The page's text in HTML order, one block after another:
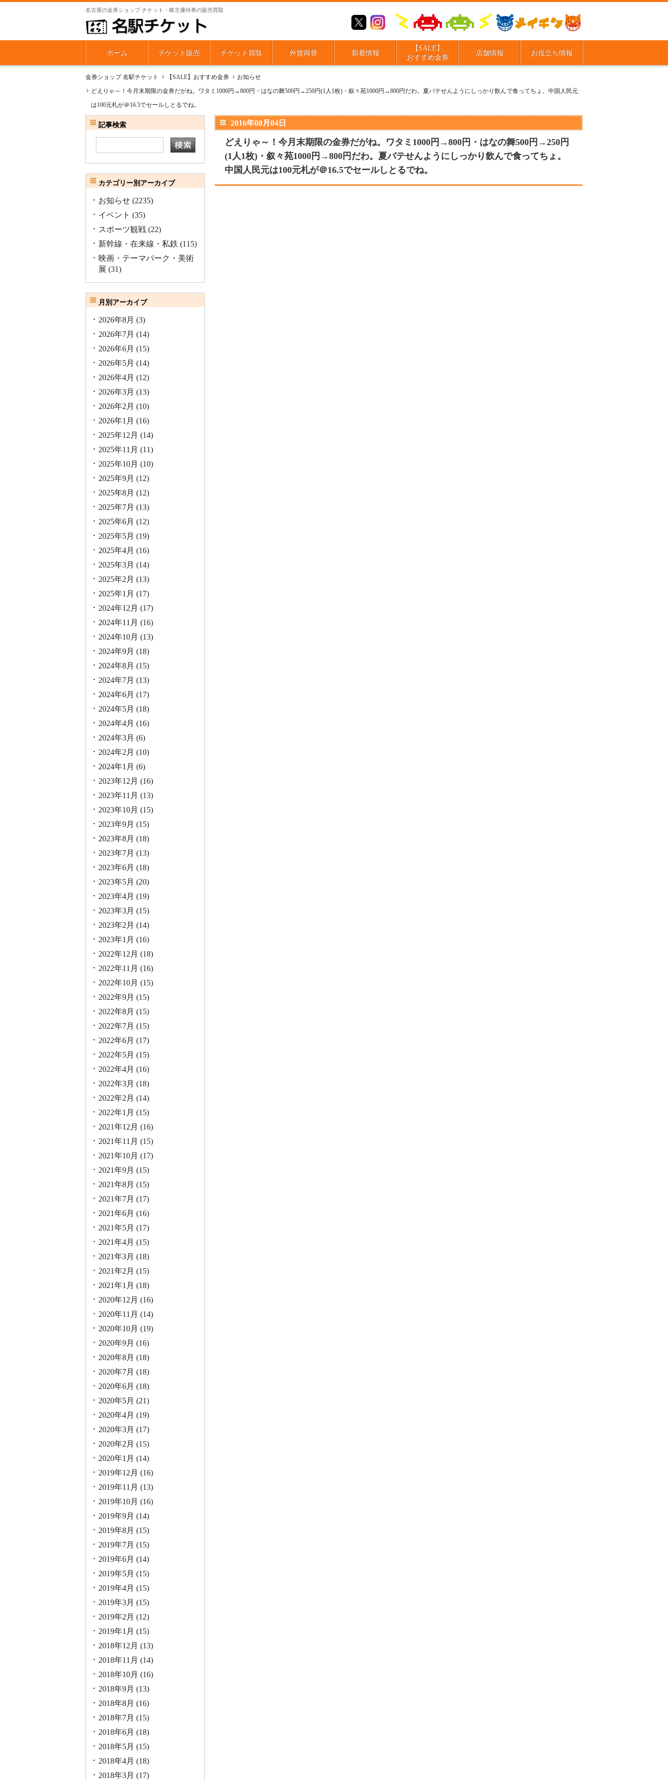
名古屋の金券ショップ チケット・株主優待券の販売買取
ホーム チケット販売 チケット買取 外貨両替 新着情報
【SALE】
おすすめ金券
店舗情報 お役立ち情報
金券ショップ 名駅チケット 【SALE】おすすめ金券
お知らせ
どえりゃ～！今月末期限の金券だがね。ワタミ1000円→800円・はなの舞500円→250円(1人1枚)・叙々苑1000円→800円だわ。夏バテせんようにしっかり飲んで食ってちょ。中国人民元
は100元札が＠16.5でセールしとるでね。
2016年08月04日
どえりゃ～！今月末期限の金券だがね。ワタミ1000円→800円・はなの舞500円→250円
(1人1枚)・叙々苑1000円→800円だわ。夏バテせんようにしっかり飲んで食ってちょ。
中国人民元は100元札が＠16.5でセールしとるでね。
記事検索
カテゴリー別アーカイブ
お知らせ (2235)
イベント (35)
スポーツ観戦 (22)
新幹線・在来線・私鉄 (115)
映画・テーマパーク・美術
展 (31)
月別アーカイブ
2026年8月 (3)
2026年7月 (14)
2026年6月 (15)
2026年5月 (14)
2026年4月 (12)
2026年3月 (13)
2026年2月 (10)
2026年1月 (16)
2025年12月 (14)
2025年11月 (11)
2025年10月 (10)
2025年9月 (12)
2025年8月 (12)
2025年7月 (13)
2025年6月 (12)
2025年5月 (19)
2025年4月 (16)
2025年3月 (14)
2025年2月 (13)
2025年1月 (17)
2024年12月 (17)
2024年11月 (16)
2024年10月 (13)
2024年9月 (18)
2024年8月 (15)
2024年7月 (13)
2024年6月 (17)
2024年5月 (18)
2024年4月 (16)
2024年3月 (6)
2024年2月 (10)
2024年1月 (6)
2023年12月 (16)
2023年11月 (13)
2023年10月 (15)
2023年9月 (15)
2023年8月 (18)
2023年7月 (13)
2023年6月 (18)
2023年5月 (20)
2023年4月 (19)
2023年3月 (15)
2023年2月 (14)
2023年1月 (16)
2022年12月 (18)
2022年11月 (16)
2022年10月 (15)
2022年9月 (15)
2022年8月 (15)
2022年7月 (15)
2022年6月 (17)
2022年5月 (15)
2022年4月 (16)
2022年3月 (18)
2022年2月 (14)
2022年1月 (15)
2021年12月 (16)
2021年11月 (15)
2021年10月 (17)
2021年9月 (15)
2021年8月 (15)
2021年7月 (17)
2021年6月 (16)
2021年5月 (17)
2021年4月 (15)
2021年3月 (18)
2021年2月 (15)
2021年1月 (18)
2020年12月 (16)
2020年11月 (14)
2020年10月 (19)
2020年9月 (16)
2020年8月 (18)
2020年7月 (18)
2020年6月 (18)
2020年5月 (21)
2020年4月 (19)
2020年3月 (17)
2020年2月 (15)
2020年1月 (14)
2019年12月 (16)
2019年11月 (13)
2019年10月 (16)
2019年9月 (14)
2019年8月 (15)
2019年7月 (15)
2019年6月 (14)
2019年5月 (15)
2019年4月 (15)
2019年3月 (15)
2019年2月 (12)
2019年1月 (15)
2018年12月 (13)
2018年11月 (14)
2018年10月 (16)
2018年9月 (13)
2018年8月 (16)
2018年7月 (15)
2018年6月 (18)
2018年5月 (15)
2018年4月 (18)
2018年3月 (17)